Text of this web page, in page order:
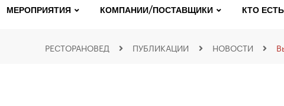
МЕРОПРИЯТИЯ КОМПАНИИ/ПОСТАВЩИКИ КТО
РЕСТОРАНОВЕД ПУБЛИКАЦИИ НОВОСТИ